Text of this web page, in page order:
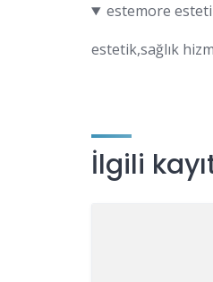
estemore
estetik,sağlık
İlgili